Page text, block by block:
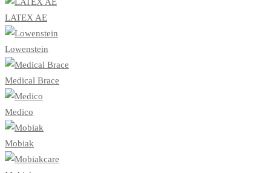
LATEX AE
Lowenstein
Medical Brace
Medico
Mobiak